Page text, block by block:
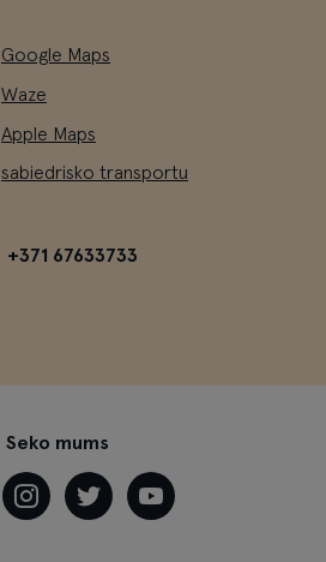
Google Maps
Waze
Apple Maps
sabiedrisko transportu
+371 67633733
Seko mums